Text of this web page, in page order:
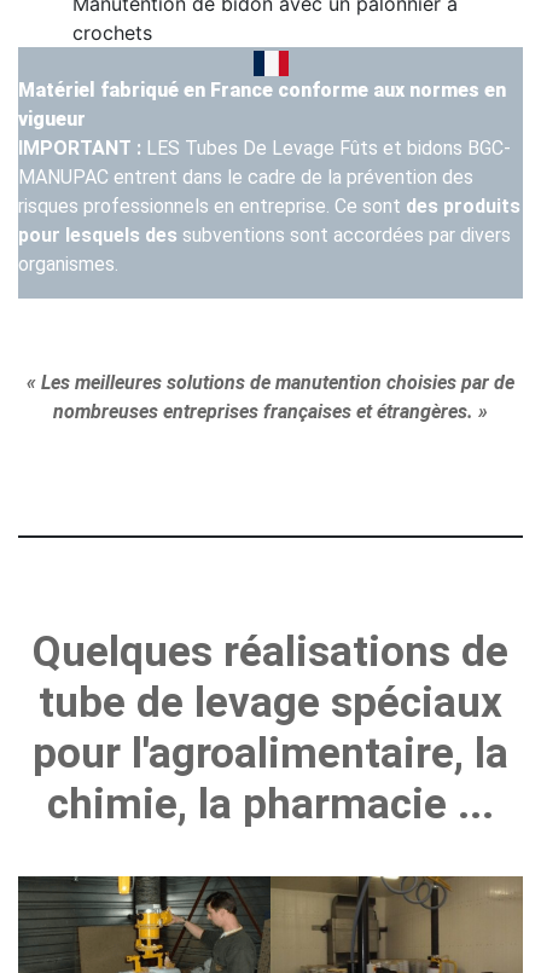
crochets
Matériel fabriqué en France conforme aux normes en
vigueur
IMPORTANT : LES Tubes De Levage Fûts et bidons BGC-
MANUPAC entrent dans le cadre de la prévention des
risques professionnels en entreprise. Ce sont des produits
pour lesquels des subventions sont accordées par divers
organismes.
« Les meilleures solutions de manutention choisies par de
nombreuses entreprises françaises et étrangères. »
Quelques réalisations de
tube de levage spéciaux
pour l'agroalimentaire, la
chimie, la pharmacie ...